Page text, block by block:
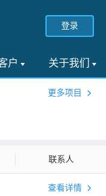
登录
户 关于我们
更多项目
联系人
查看详情